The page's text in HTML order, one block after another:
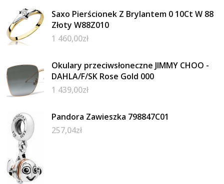
Saxo Pierścionek Z Brylantem 0 10Ct W 88
Złoty W88Z010
1 460,00zł
Okulary przeciwsłoneczne JIMMY CHOO -
DAHLA/F/SK Rose Gold 000
1 439,00zł
Pandora Zawieszka 798847C01
257,04zł